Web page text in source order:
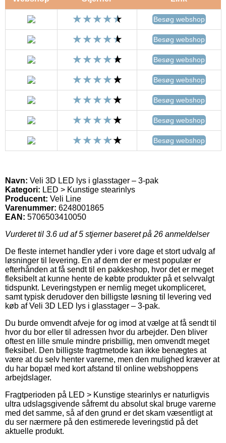
Besøg webshop
Besøg webshop
Besøg webshop
Besøg webshop
Besøg webshop
Besøg webshop
Besøg webshop
Navn: Veli 3D LED lys i glasstager – 3-pak
Kategori: LED > Kunstige stearinlys
Producent: Veli Line
Varenummer: 6248001865
EAN: 5706503410050
Vurderet til 3.6 ud af 5 stjerner baseret på 26 anmeldelser
De fleste internet handler yder i vore dage et stort udvalg af
løsninger til levering. En af dem der er mest populær er
efterhånden at få sendt til en pakkeshop, hvor det er meget
fleksibelt at kunne hente de købte produkter på et selvvalgt
tidspunkt. Leveringstypen er nemlig meget ukompliceret,
samt typisk derudover den billigste løsning til levering ved
køb af Veli 3D LED lys i glasstager – 3-pak.
Du burde omvendt afveje for og imod at vælge at få sendt til
hvor du bor eller til adressen hvor du arbejder. Den bliver
oftest en lille smule mindre prisbillig, men omvendt meget
fleksibel. Den billigste fragtmetode kan ikke benægtes at
være at du selv henter varerne, men den mulighed kræver at
du har bopæl med kort afstand til online webshoppens
arbejdslager.
Fragtperioden på LED > Kunstige stearinlys er naturligvis
ultra udslagsgivende såfremt du absolut skal bruge varerne
med det samme, så af den grund er det skam væsentligt at
du ser nærmere på den estimerede leveringstid på det
aktuelle produkt.